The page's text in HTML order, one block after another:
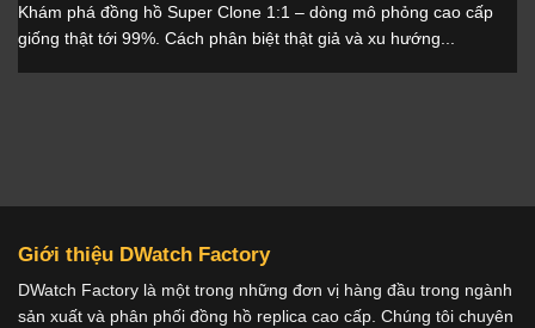
Khám phá đồng hồ Super Clone 1:1 – dòng mô phỏng cao cấp
giống thật tới 99%. Cách phân biệt thật giả và xu hướng...
Giới thiệu DWatch Factory
DWatch Factory là một trong những đơn vị hàng đầu trong ngành
sản xuất và phân phối đồng hồ replica cao cấp. Chúng tôi chuyên